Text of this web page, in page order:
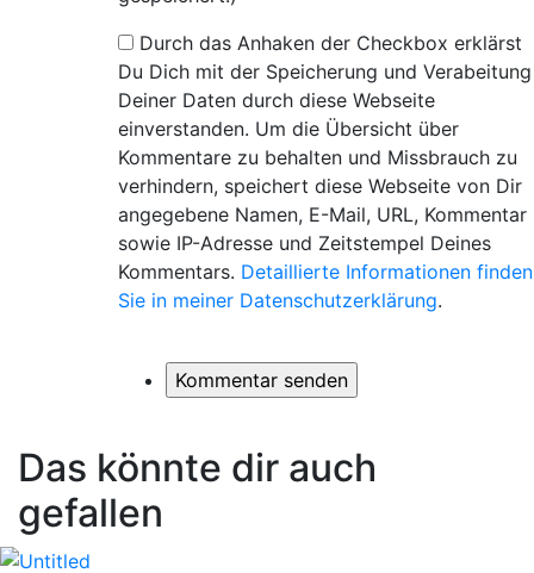
Durch das Anhaken der Checkbox erklärst
Du Dich mit der Speicherung und Verabeitung
Deiner Daten durch diese Webseite
einverstanden. Um die Übersicht über
Kommentare zu behalten und Missbrauch zu
verhindern, speichert diese Webseite von Dir
angegebene Namen, E-Mail, URL, Kommentar
sowie IP-Adresse und Zeitstempel Deines
Kommentars. Detaillierte Informationen finden
Sie in meiner Datenschutzerklärung.
Das könnte dir auch
gefallen